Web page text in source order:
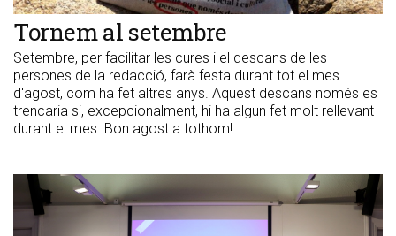
Tornem al setembre
Setembre, per facilitar les cures i el descans de les
persones de la redacció, farà festa durant tot el mes
d'agost, com ha fet altres anys. Aquest descans només es
trencaria si, excepcionalment, hi ha algun fet molt rellevant
durant el mes. Bon agost a tothom!